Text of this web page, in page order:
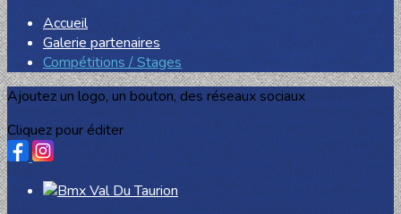
Accueil
Galerie partenaires
Compétitions / Stages
Ajoutez un logo, un bouton, des réseaux sociaux
Cliquez pour éditer